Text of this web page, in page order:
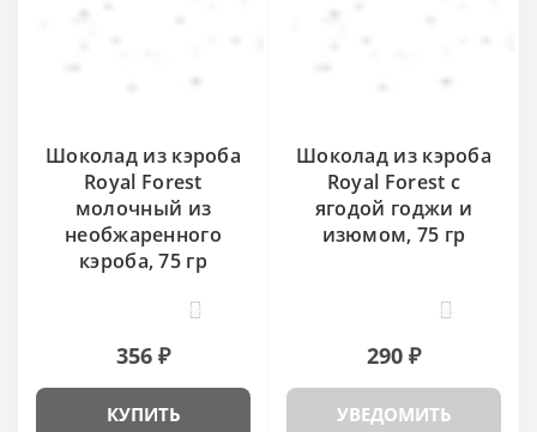
Шоколад из кэроба
Royal Forest
молочный из
необжаренного
кэроба, 75 гр
58
356 ₽
КУПИТЬ
Шоколад из кэроба
Royal Forest с
ягодой годжи и
изюмом, 75 гр
36
290 ₽
УВЕДОМИТЬ